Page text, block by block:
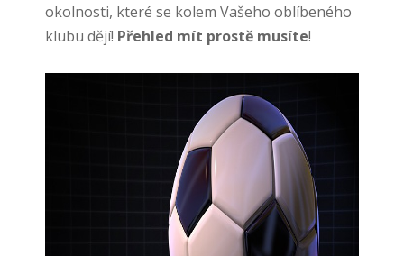
okolnosti, které se kolem Vašeho oblíbeného
klubu dějí! Přehled mít prostě musíte!